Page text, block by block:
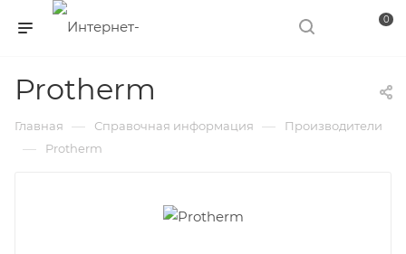
0
Protherm
Главная — Справочная информация — Производители
— Protherm